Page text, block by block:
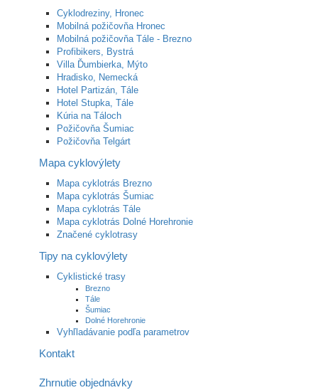
Cyklodreziny, Hronec
Mobilná požičovňa Hronec
Mobilná požičovňa Tále - Brezno
Profibikers, Bystrá
Villa Ďumbierka, Mýto
Hradisko, Nemecká
Hotel Partizán, Tále
Hotel Stupka, Tále
Kúria na Táloch
Požičovňa Šumiac
Požičovňa Telgárt
Mapa cyklovýlety
Mapa cyklotrás Brezno
Mapa cyklotrás Šumiac
Mapa cyklotrás Tále
Mapa cyklotrás Dolné Horehronie
Značené cyklotrasy
Tipy na cyklovýlety
Cyklistické trasy
Brezno
Tále
Šumiac
Dolné Horehronie
Vyhľladávanie podľa parametrov
Kontakt
Zhrnutie objednávky